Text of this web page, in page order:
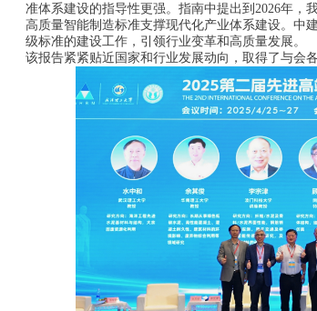
准体系建设的指导性更强。指南中提出到2026年，
高质量智能制造标准支撑现代化产业体系建设。中
级标准的建设工作，引领行业变革和高质量发展。
该报告紧紧贴近国家和行业发展动向，取得了与会